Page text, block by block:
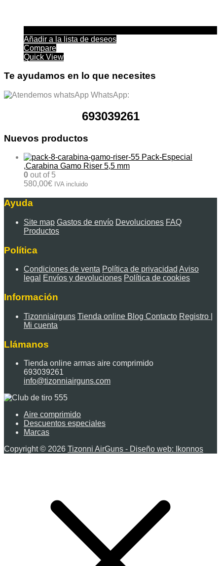
Añadir a la lista de deseos
Compare
Quick View
Te ayudamos en lo que necesites
WhatsApp:
693039261
Nuevos productos
Pack-Especial
,Carabina Gamo Riser 5,5 mm
0 out of 5
580,00€ IVA incluido
Ayuda
Site map Gastos de envío Devoluciones FAQ
Productos
Política
Condiciones de venta Política de privacidad Aviso
legal
Envíos y devoluciones Política de cookies
Información
Tizonniairguns Tienda online Blog Contacto Registro |
Mi cuenta
Llámanos
Tienda online armas aire comprimido
693039261
info@tizonniairguns.com
Aire comprimido
Descuentos especiales
Marcas
Copyright © 2026 Tizonni AirGuns - Diseño web: Ikonnos